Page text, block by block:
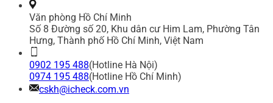
Văn phòng Hồ Chí Minh
Số 8 Đường số 20, Khu dân cư Him Lam, Phường Tân
Hưng, Thành phố Hồ Chí Minh, Việt Nam
0902 195 488(Hotline Hà Nội)
0974 195 488(Hotline Hồ Chí Minh)
cskh@icheck.com.vn